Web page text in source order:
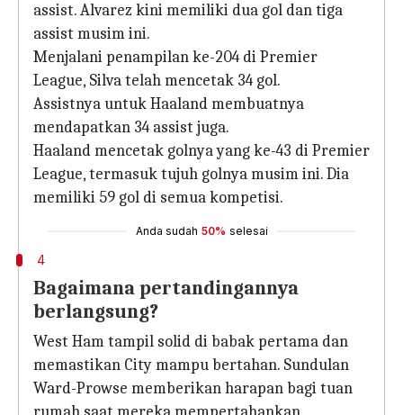
assist. Alvarez kini memiliki dua gol dan tiga
assist musim ini.
Menjalani penampilan ke-204 di Premier
League, Silva telah mencetak 34 gol.
Assistnya untuk Haaland membuatnya
mendapatkan 34 assist juga.
Haaland mencetak golnya yang ke-43 di Premier
League, termasuk tujuh golnya musim ini. Dia
memiliki 59 gol di semua kompetisi.
Anda sudah 50% selesai
4
Bagaimana pertandingannya
berlangsung?
West Ham tampil solid di babak pertama dan
memastikan City mampu bertahan. Sundulan
Ward-Prowse memberikan harapan bagi tuan